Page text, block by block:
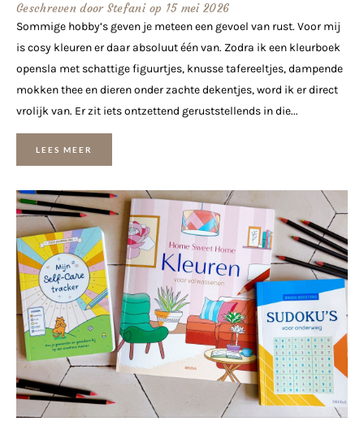
Geschreven doorStefani op 15 mei 2026
Sommige hobby’s geven je meteen een gevoel van rust. Voor mij
is cosy kleuren er daar absoluut één van. Zodra ik een kleurboek
opensla met schattige figuurtjes, knusse tafereeltjes, dampende
mokken thee en dieren onder zachte dekentjes, word ik er direct
vrolijk van. Er zit iets ontzettend geruststellends in die...
LEES MEER